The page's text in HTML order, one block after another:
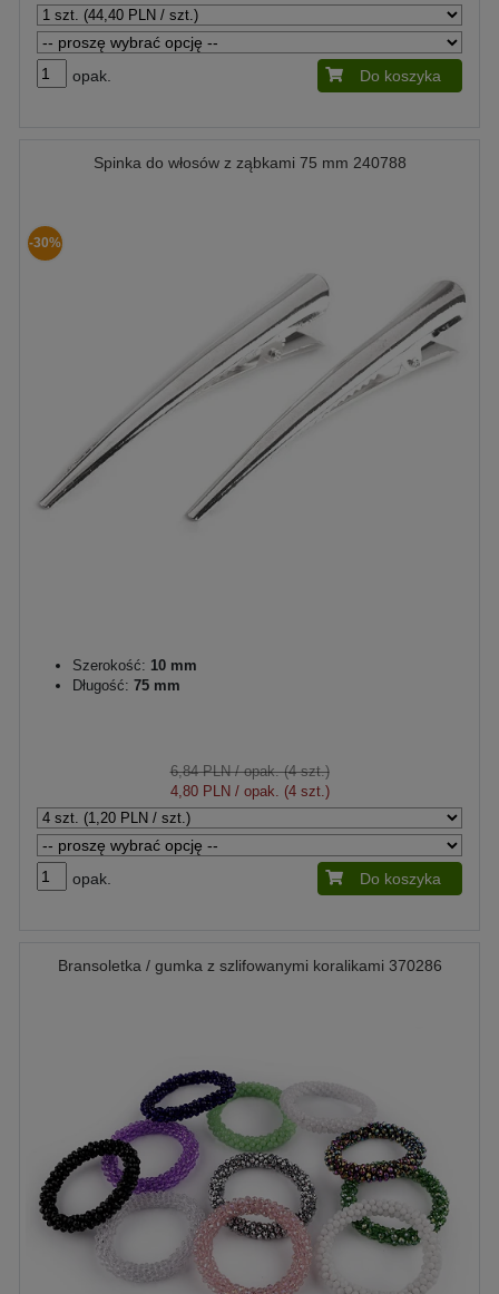
opak. Do koszyka
Spinka do włosów z ząbkami 75 mm 240788
-30%
Szerokość: 10 mm
Długość: 75 mm
6,84 PLN/ opak. (4 szt.)
4,80 PLN/ opak. (4 szt.)
opak. Do koszyka
Bransoletka / gumka z szlifowanymi koralikami 370286